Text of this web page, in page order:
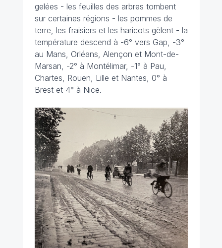
gelées - les feuilles des arbres tombent
sur certaines régions - les pommes de
terre, les fraisiers et les haricots gèlent - la
température descend à -6° vers Gap, -3°
au Mans, Orléans, Alençon et Mont-de-
Marsan, -2° à Montélimar, -1° à Pau,
Chartes, Rouen, Lille et Nantes, 0° à
Brest et 4° à Nice.